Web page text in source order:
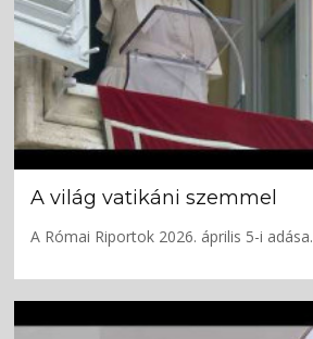
A világ vatikáni szemmel
A Római Riportok 2026. április 5-i adása.